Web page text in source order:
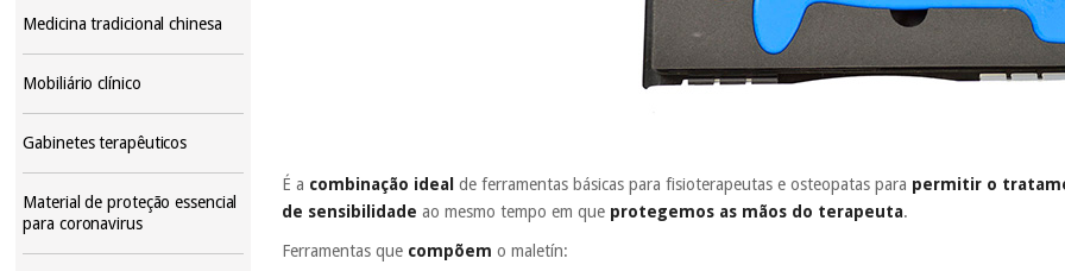
Medicina tradicional chinesa
Mobiliário clínico
Gabinetes terapêuticos
Material de proteção essencial
para coronavirus
É a combinação ideal de ferramentas básicas para fisioterapeutas e osteopatas para permitir o
de sensibilidade ao mesmo tempo em que protegemos as mãos do terapeuta.
Ferramentas que compõemo maletín: